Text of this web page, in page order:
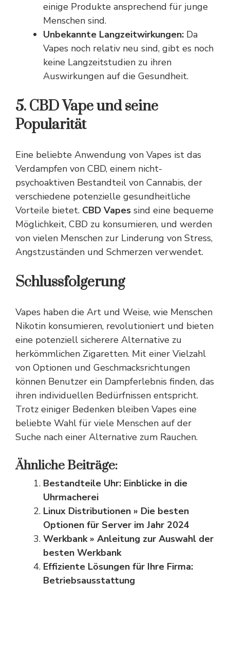
einige Produkte ansprechend für junge
Menschen sind.
Unbekannte Langzeitwirkungen: Da
Vapes noch relativ neu sind, gibt es noch
keine Langzeitstudien zu ihren
Auswirkungen auf die Gesundheit.
5. CBD Vape und seine
Popularität
Eine beliebte Anwendung von Vapes ist das
Verdampfen von CBD, einem nicht-
psychoaktiven Bestandteil von Cannabis, der
verschiedene potenzielle gesundheitliche
Vorteile bietet. CBD Vapes sind eine bequeme
Möglichkeit, CBD zu konsumieren, und werden
von vielen Menschen zur Linderung von Stress,
Angstzuständen und Schmerzen verwendet.
Schlussfolgerung
Vapes haben die Art und Weise, wie Menschen
Nikotin konsumieren, revolutioniert und bieten
eine potenziell sicherere Alternative zu
herkömmlichen Zigaretten. Mit einer Vielzahl
von Optionen und Geschmacksrichtungen
können Benutzer ein Dampferlebnis finden, das
ihren individuellen Bedürfnissen entspricht.
Trotz einiger Bedenken bleiben Vapes eine
beliebte Wahl für viele Menschen auf der
Suche nach einer Alternative zum Rauchen.
Ähnliche Beiträge:
Bestandteile Uhr: Einblicke in die
Uhrmacherei
Linux Distributionen » Die besten
Optionen für Server im Jahr 2024
Werkbank » Anleitung zur Auswahl der
besten Werkbank
Effiziente Lösungen für Ihre Firma:
Betriebsausstattung